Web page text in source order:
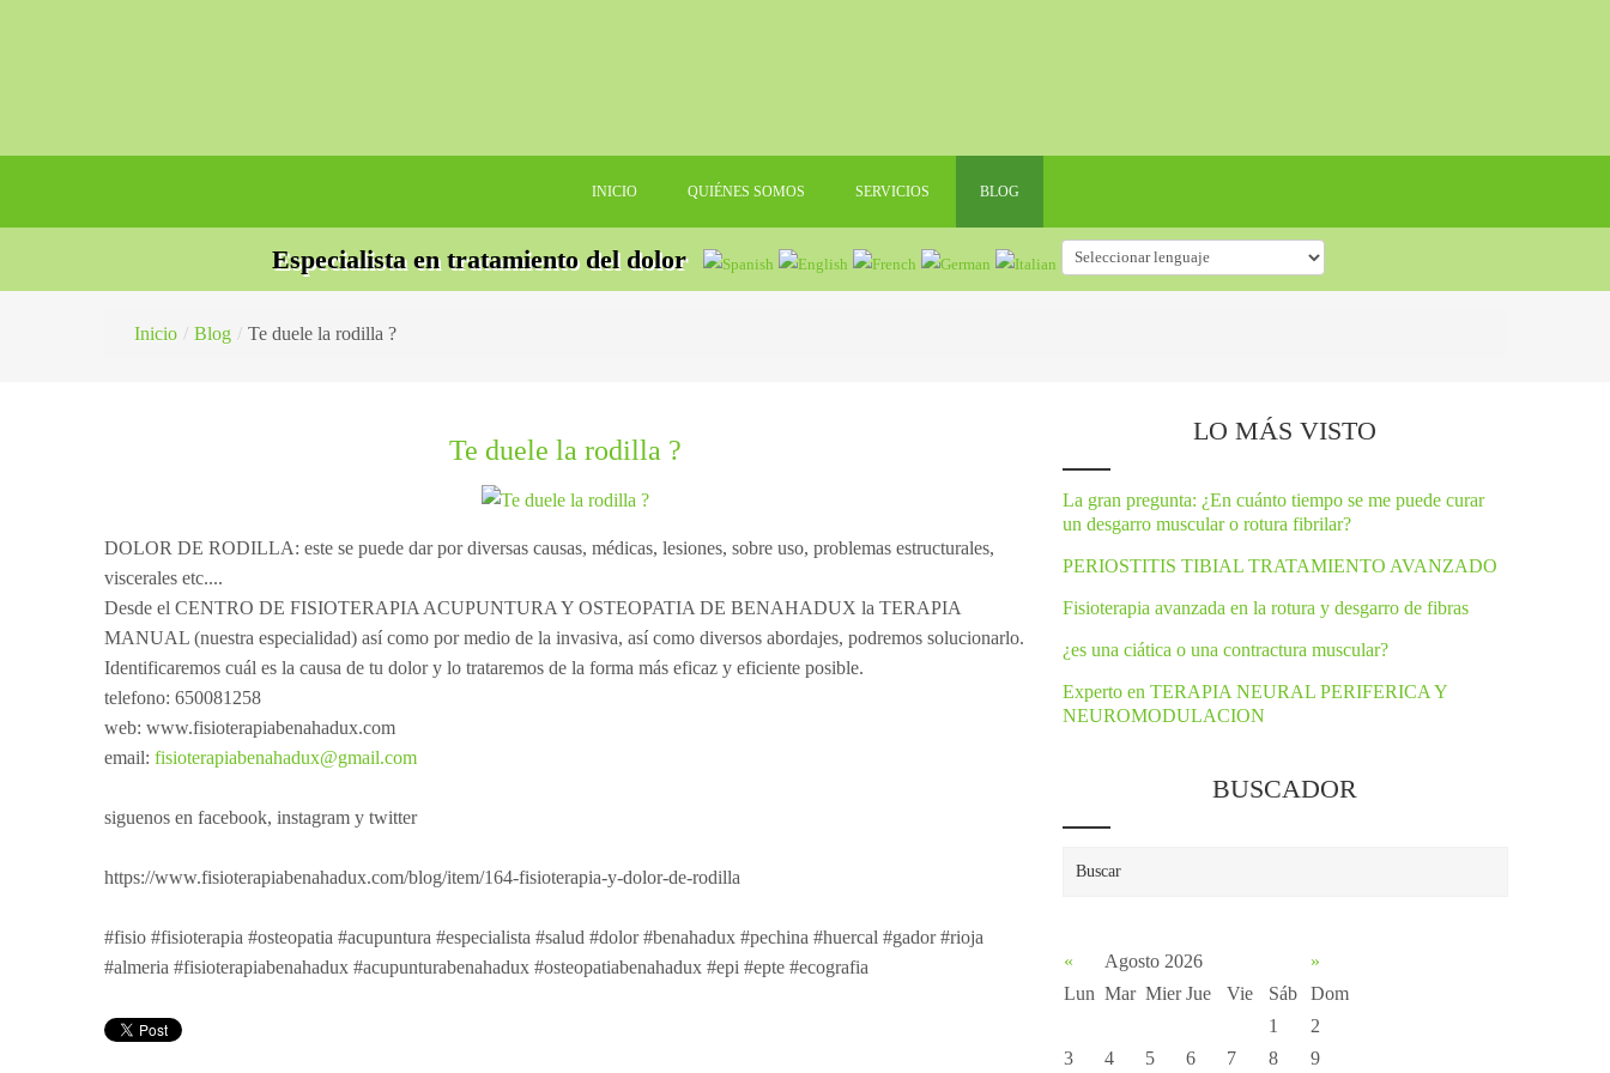
INICIO QUIÉNES SOMOS SERVICIOS BLOG
Especialista en tratamiento del dolor
Inicio / Blog / Te duele la rodilla ?
Te duele la rodilla ?
DOLOR DE RODILLA: este se puede dar por diversas causas, médicas, lesiones, sobre uso, problemas estructurales,
viscerales etc....
Desde el CENTRO DE FISIOTERAPIA ACUPUNTURA Y OSTEOPATIA DE BENAHADUX la TERAPIA
MANUAL (nuestra especialidad) así como por medio de la invasiva, así como diversos abordajes, podremos solucionarlo.
Identificaremos cuál es la causa de tu dolor y lo trataremos de la forma más eficaz y eficiente posible.
telefono: 650081258
web: www.fisioterapiabenahadux.com
email: fisioterapiabenahadux@gmail.com
siguenos en facebook, instagram y twitter
https://www.fisioterapiabenahadux.com/blog/item/164-fisioterapia-y-dolor-de-rodilla
#fisio #fisioterapia #osteopatia #acupuntura #especialista #salud #dolor #benahadux #pechina #huercal #gador #rioja
#almeria #fisioterapiabenahadux #acupunturabenahadux #osteopatiabenahadux #epi #epte #ecografia
LO MÁS VISTO
La gran pregunta: ¿En cuánto tiempo se me puede curar
un desgarro muscular o rotura fibrilar?
PERIOSTITIS TIBIAL TRATAMIENTO AVANZADO
Fisioterapia avanzada en la rotura y desgarro de fibras
¿es una ciática o una contractura muscular?
Experto en TERAPIA NEURAL PERIFERICA Y
NEUROMODULACION
BUSCADOR
« Agosto 2026
»
Lun Mar Mier Jue Vie Sáb
Dom
1
2
3
4 5 6 7 8
9